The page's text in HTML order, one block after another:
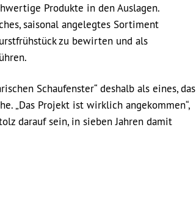
Produkte in den Auslagen.
saisonal angelegtes Sortiment
zu bewirten und als
Schaufenster“ deshalb als eines, das
„Das Projekt ist wirklich angekommen“,
darauf sein, in sieben Jahren damit